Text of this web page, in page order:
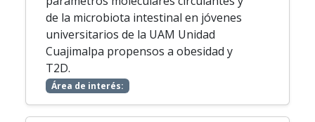
de la microbiota intestinal en jóvenes
universitarios de la UAM Unidad
Cuajimalpa propensos a obesidad y
T2D.
Área de interés: